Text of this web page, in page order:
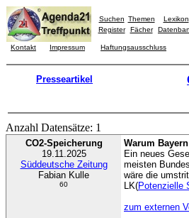
Suchen Themen
Lexikon
Register
Fächer
Kontakt Impressum Haftungsausschluss
Presseartikel
Anzahl Datensätze: 1
CO2-Speicherung
19.11.2025
Süddeutsche Zeitung
Fabian Kulle
60
Warum
Ein neues
meisten
wäre die
LK(Potenzielle
zum externen